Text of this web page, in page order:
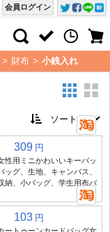
会員ログイン
> 財布 > 小銭入れ
309 円
性用ミニかわいいキーバッ
ッグ、生地、キャンバス、
納、小バッグ、学生用布バ
103 円